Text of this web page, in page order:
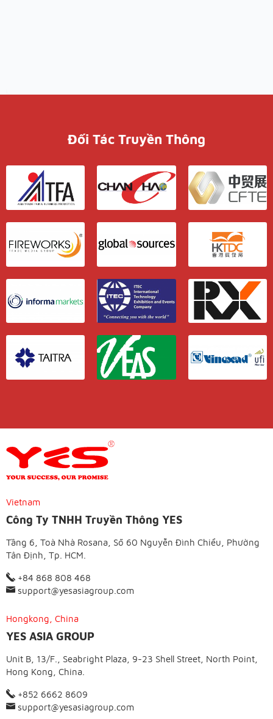
Đối Tác Truyền Thông
Vietnam
Công Ty TNHH Truyền Thông YES
Tầng 6, Toà Nhà Rosana, Số 60 Nguyễn Đình Chiểu, Phường
Tân Định, Tp. HCM.
+84 868 808 468
support@yesasiagroup.com
Hongkong, China
YES ASIA GROUP
Unit B, 13/F., Seabright Plaza, 9-23 Shell Street, North Point,
Hong Kong, China.
+852 6662 8609
support@yesasiagroup.com